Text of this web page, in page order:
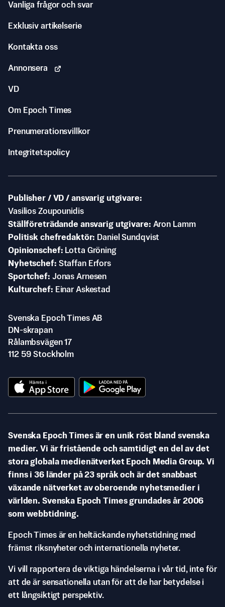
Vanliga frågor och svar
Exklusiv artikelserie
Kontakta oss
Annonsera
VD
Om Epoch Times
Prenumerationsvillkor
Integritetspolicy
Publisher / VD / ansvarig utgivare
Vasilios Zoupounidis
Ställföreträdande ansvarig utgivare Aron Lamm
Politisk chefredaktör
Daniel Sundqvist
Opinionschef
Lotta Gröning
Nyhetschef Staffan Erfors
Sportchef Jonas Arnesen
Kulturchef
Einar Askestad
Svenska Epoch Times AB
DN-skrapan
Rålambsvägen 17
112 59 Stockholm
Svenska Epoch Times är en unik röst bland svenska
medier. Vi är fristående och samtidigt en del av det
stora globala medienätverket Epoch Media Group. Vi
finns i 36 länder på 23 språk och är det snabbast
växande nätverket av oberoende nyhetsmedier i
världen. Svenska Epoch Times grundades år 2006
som webbtidning.
Epoch Times är en heltäckande nyhetstidning med
främst riksnyheter och internationella nyheter.
Vi vill rapportera de viktiga händelserna i vår tid, inte för
att de är sensationella utan för att de har betydelse i
ett långsiktigt perspektiv.